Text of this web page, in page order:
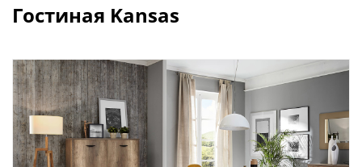
Гостиная Kansas